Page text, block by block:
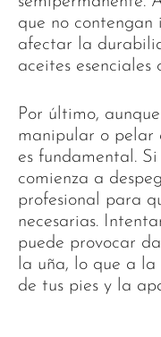
que no contengan
afectar la
aceites esenciales
Por último,
manipular o pelar
es fundamental.
comienza a
profesional para
necesarias.
puede provocar
la uña, lo que a
de tus pies y la